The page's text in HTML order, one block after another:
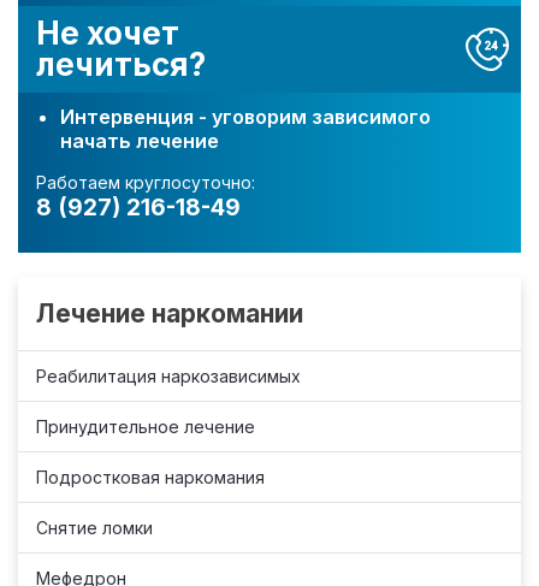
Не хочет
лечиться?
Интервенция - уговорим зависимого
начать лечение
Работаем круглосуточно:
8 (927) 216-18-49
Лечение наркомании
Реабилитация наркозависимых
Принудительное лечение
Подростковая наркомания
Снятие ломки
Мефедрон